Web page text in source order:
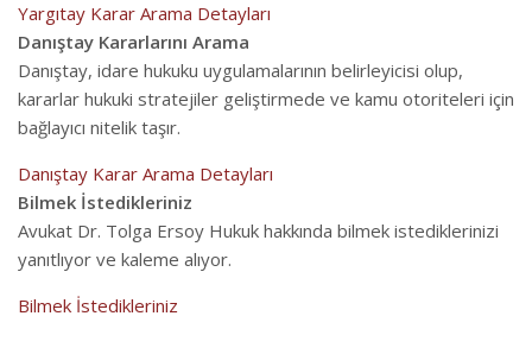
Yargıtay Karar Arama Detayları
Danıştay Kararlarını Arama
Danıştay, idare hukuku uygulamalarının belirleyicisi olup,
kararlar hukuki stratejiler geliştirmede ve kamu otoriteleri için
bağlayıcı nitelik taşır.
Danıştay Karar Arama Detayları
Bilmek İstedikleriniz
Avukat Dr. Tolga Ersoy Hukuk hakkında bilmek istediklerinizi
yanıtlıyor ve kaleme alıyor.
Bilmek İstedikleriniz